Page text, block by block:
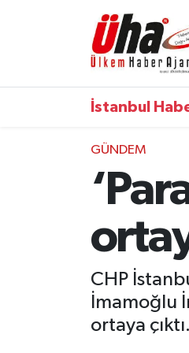
İstanbul
GÜNDEM
CHP
İmamoğlu
ortaya çıktı.
İstanbul Nöbetçi
İstanbul Hava Durumu
İstanbul Namaz
İstanbul Trafik
Süper Lig Puan Durumu
Son Dakika Haberleri